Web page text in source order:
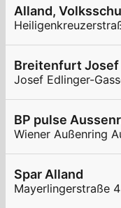
Alland,
Breitenfurt Josef
Josef Edlinger-
BP pulse
Wiener Außenring
Spar Alland
Mayerlingerstraße 4